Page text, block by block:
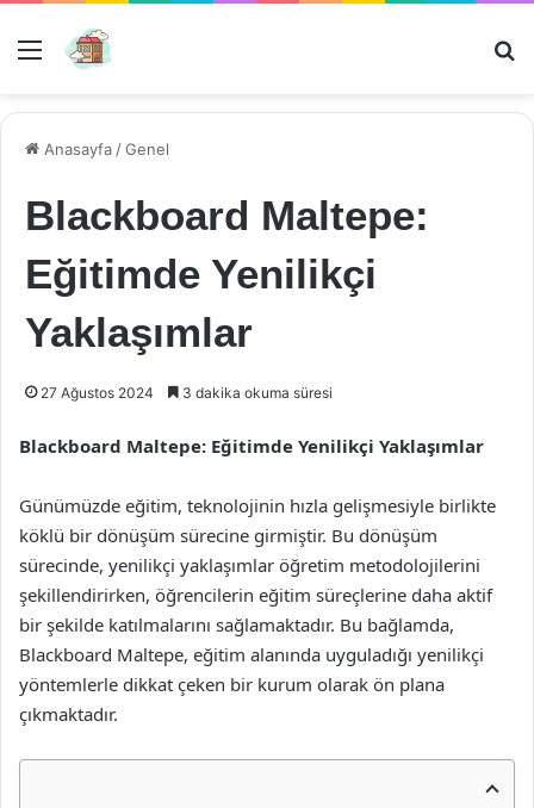
Menü
Anasayfa /Genel
Blackboard Maltepe:
Eğitimde Yenilikçi
Yaklaşımlar
27 Ağustos 2024 3 dakika okuma süresi
Blackboard Maltepe: Eğitimde Yenilikçi Yaklaşımlar
Günümüzde eğitim, teknolojinin hızla gelişmesiyle birlikte
köklü bir dönüşüm sürecine girmiştir. Bu dönüşüm
sürecinde, yenilikçi yaklaşımlar öğretim metodolojilerini
şekillendirirken, öğrencilerin eğitim süreçlerine daha aktif
bir şekilde katılmalarını sağlamaktadır. Bu bağlamda,
Blackboard Maltepe, eğitim alanında uyguladığı yenilikçi
yöntemlerle dikkat çeken bir kurum olarak ön plana
çıkmaktadır.